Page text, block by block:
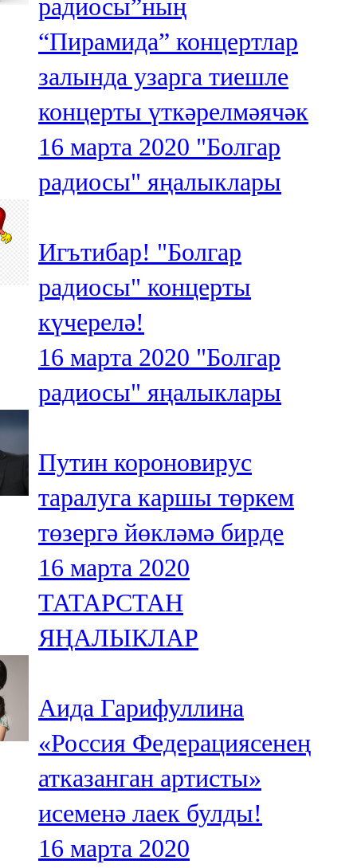
радиосы”ның
“Пирамида” концертлар
залында узарга тиешле
концерты үткәрелмәячәк
16 марта 2020 "Болгар
радиосы" яңалыклары
Игътибар! "Болгар
радиосы" концерты
күчерелә!
16 марта 2020 "Болгар
радиосы" яңалыклары
Путин короновирус
таралуга каршы төркем
төзергә йөкләмә бирде
16 марта 2020
ТАТАРСТАН
ЯҢАЛЫКЛАР
Аида Гарифуллина
«Россия Федерациясенең
атказанган артисты»
исеменә лаек булды!
16 марта 2020